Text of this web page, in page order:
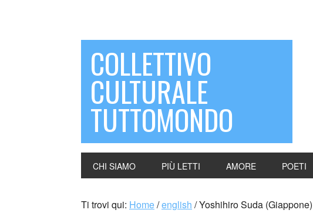
COLLETTIVO
CULTURALE
TUTTOMONDO
CHI SIAMO PIÙ LETTI AMORE POETI
Ti trovi qui: Home/english /Yoshihiro Suda (Giappone)